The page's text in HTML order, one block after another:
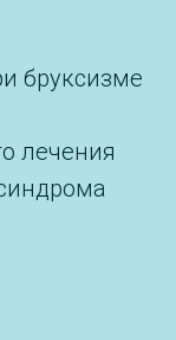
бруксизме
лечения